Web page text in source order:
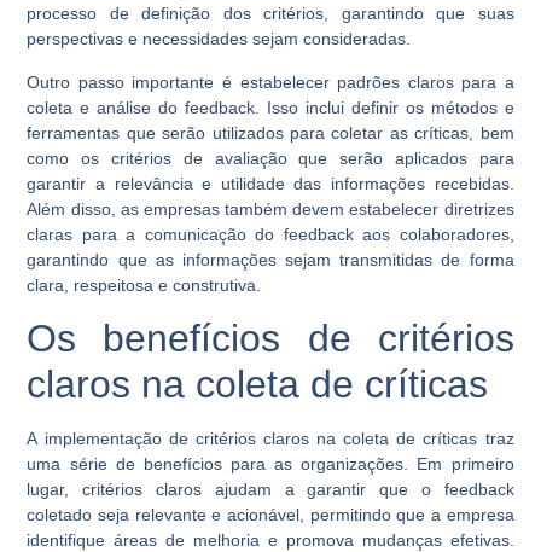
processo de definição dos critérios, garantindo que suas
perspectivas e necessidades sejam consideradas.
Outro passo importante é estabelecer padrões claros para a
coleta e análise do feedback. Isso inclui definir os métodos e
ferramentas que serão utilizados para coletar as críticas, bem
como os critérios de avaliação que serão aplicados para
garantir a relevância e utilidade das informações recebidas.
Além disso, as empresas também devem estabelecer diretrizes
claras para a comunicação do feedback aos colaboradores,
garantindo que as informações sejam transmitidas de forma
clara, respeitosa e construtiva.
Os benefícios de critérios
claros na coleta de críticas
A implementação de critérios claros na coleta de críticas traz
uma série de benefícios para as organizações. Em primeiro
lugar, critérios claros ajudam a garantir que o feedback
coletado seja relevante e acionável, permitindo que a empresa
identifique áreas de melhoria e promova mudanças efetivas.